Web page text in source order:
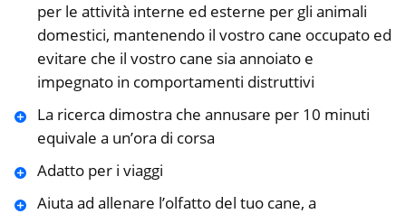
per le attività interne ed esterne per gli animali
domestici, mantenendo il vostro cane occupato ed
evitare che il vostro cane sia annoiato e
impegnato in comportamenti distruttivi
La ricerca dimostra che annusare per 10 minuti
equivale a un’ora di corsa
Adatto per i viaggi
Aiuta ad allenare l’olfatto del tuo cane, a